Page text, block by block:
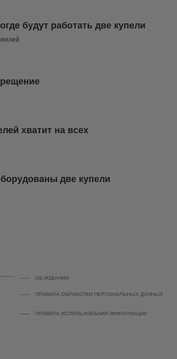
будут работать две купели
хватит на всех
две купели
ОБ ИЗДАНИИ
ПРАВИЛА ОБРАБОТКИ ПЕРСОНАЛЬНЫХ ДАННЫХ
ПРАВИЛА ИСПОЛЬЗОВАНИЯ ИНФОРМАЦИИ